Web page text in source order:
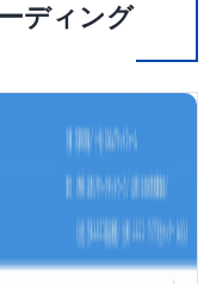
ディング